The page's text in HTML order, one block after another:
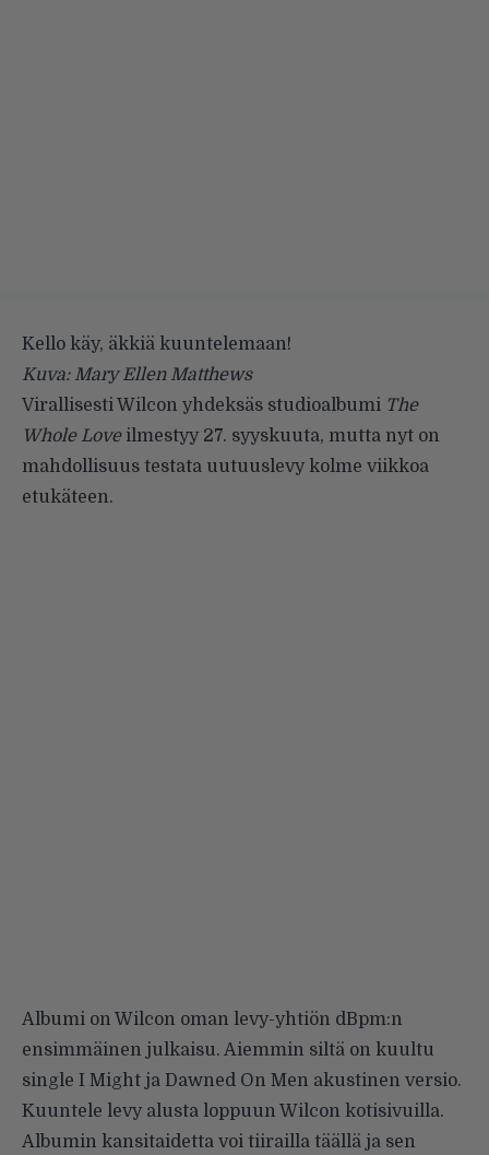
Kello käy, äkkiä kuuntelemaan!
Kuva: Mary Ellen Matthews
VirallisestiWilcon yhdeksäs studioalbumi The
Whole Loveilmestyy 27. syyskuuta, mutta nyt on
mahdollisuus testata uutuuslevy kolme viikkoa
etukäteen.
Albumi on Wilcon oman levy-yhtiön dBpm:n
ensimmäinen julkaisu. Aiemmin siltä on kuultu
single I Might ja Dawned On Men akustinen versio.
Kuuntele levy alusta loppuun Wilcon kotisivuilla.
Albumin kansitaidetta voi tiirailla täällä ja sen